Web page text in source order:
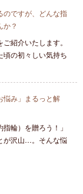
のですが、どんな指
か？
紹介いたします。
頃の初々しい気持ち
悩み」まるっと解
輪）を贈ろう！」
が沢山…。そんな悩